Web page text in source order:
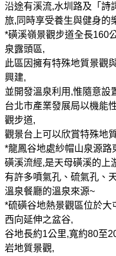
沿途有溪流,水圳路及「詩
旅, 同時享受養生與健身的
*磺溪嶺景觀步道全長160
泉露頭區,
此區因擁有特殊地質景觀
興建,
並開發溫泉利用 ,惟隨意設
台北市產業發展局以機能
觀步道,
觀景台上可以欣賞特殊地
*龍鳳谷地處紗帽山泉源路
磺溪流經,是天母磺溪的上
有許多噴氣孔、硫氣孔、
溫泉餐廳的溫泉來源~
*硫磺谷地熱景觀區位於大
西向延伸之盆谷,
谷地長約1公里,寬約80至
岩地質景觀,